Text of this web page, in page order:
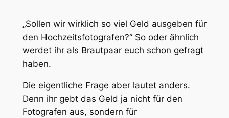
„Sollen wir wirklich so viel Geld ausgeben für
den Hochzeitsfotografen?“ So oder ähnlich
werdet ihr als Brautpaar euch schon gefragt
haben.
Die eigentliche Frage aber lautet anders.
Denn ihr gebt das Geld ja nicht für den
Fotografen aus, sondern für